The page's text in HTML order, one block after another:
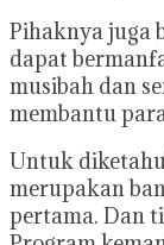
Pihaknya juga
dapat
musibah dan
membantu
Untuk
merupakan
pertama. Dan